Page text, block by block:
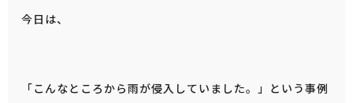
今日は、
「こんなところから雨が侵入していました。」という事例